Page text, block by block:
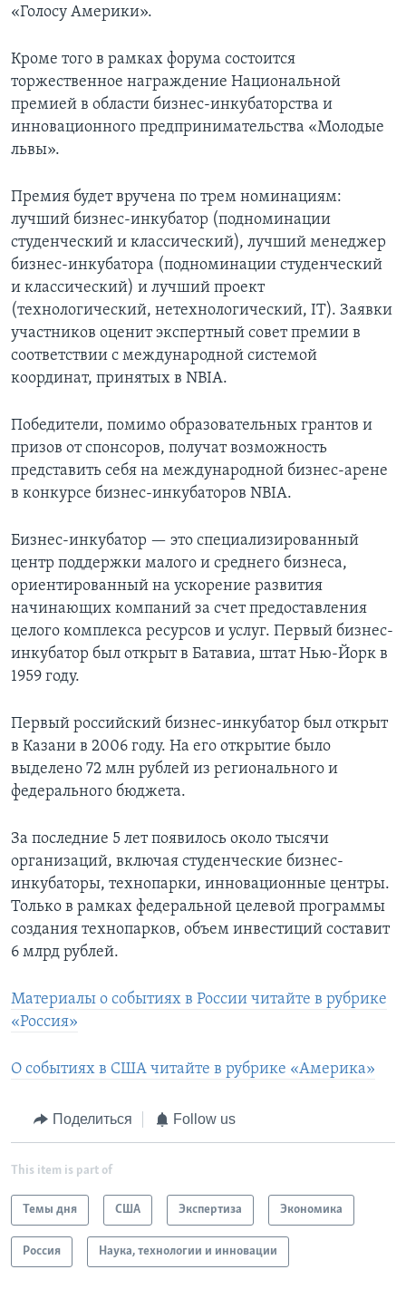
«Голосу Америки».
Кроме того в рамках форума состоится
торжественное награждение Национальной
премией в области бизнес-инкубаторства и
инновационного предпринимательства «Молодые
львы».
Премия будет вручена по трем номинациям:
лучший бизнес-инкубатор (подноминации
студенческий и классический), лучший менеджер
бизнес-инкубатора (подноминации студенческий
и классический) и лучший проект
(технологический, нетехнологический, IT). Заявки
участников оценит экспертный совет премии в
соответствии с международной системой
координат, принятых в NBIA.
Победители, помимо образовательных грантов и
призов от спонсоров, получат возможность
представить себя на международной бизнес-арене
в конкурсе бизнес-инкубаторов NBIA.
Бизнес-инкубатор — это специализированный
центр поддержки малого и среднего бизнеса,
ориентированный на ускорение развития
начинающих компаний за счет предоставления
целого комплекса ресурсов и услуг. Первый бизнес-
инкубатор был открыт в Батавиа, штат Нью-Йорк в
1959 году.
Первый российский бизнес-инкубатор был открыт
в Казани в 2006 году. На его открытие было
выделено 72 млн рублей из регионального и
федерального бюджета.
За последние 5 лет появилось около тысячи
организаций, включая студенческие бизнес-
инкубаторы, технопарки, инновационные центры.
Только в рамках федеральной целевой программы
создания технопарков, объем инвестиций составит
6 млрд рублей.
Материалы о событиях в России читайте в рубрике
«Россия»
О событиях в США читайте в рубрике «Америка»
Поделиться Follow us
This item is part of
Темы дня США Экспертиза Экономика
Россия Наука, технологии и инновации